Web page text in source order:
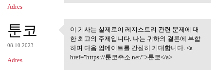
Adres
툰코
08.10.2023
Adres
이 기사는 실제로이 레지스트리
관련 문제에 대한
이 기사는 실제로이 레지스트리 관련 문제에 대
한 최고의 주제입니다. 나는 귀하의 결론에 부합
하며 다음 업데이트를 간절히 기대합니다. <a
href="https://툰코주소.net/">툰코</a>